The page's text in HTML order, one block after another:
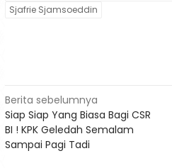
Sjafrie Sjamsoeddin
Navigasi
pos
Berita sebelumnya
Siap Siap Yang Biasa Bagi CSR
BI ! KPK Geledah Semalam
Sampai Pagi Tadi